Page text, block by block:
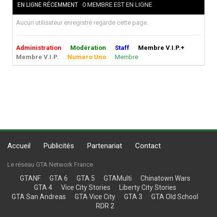
EN LIGNE RÉCEMMENT 0 MEMBRE EST EN LIGNE
Aucun utilisateur enregistré regarde cette page.
Administration Modération Staff
Membre V.I.P.+
Membre V.I.P.
Numero Uno Membre
Accueil Publicités Partenariat Contact
Le réseau GTA Network France
GTANF GTA 6 GTA 5 GTAMulti
Chinatown Wars
GTA 4
Vice City Stories
Liberty City Stories
GTA San Andreas
GTA Vice City GTA 3
GTA Old School
RDR 2